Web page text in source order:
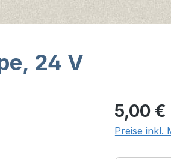
24 V
Regulärer
5,00 €
Preise inkl.